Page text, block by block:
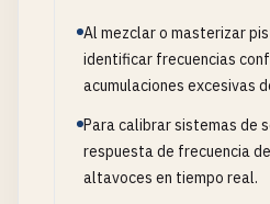
Al mezclar o masterizar
identificar frecuencias
acumulaciones excesivas
Para calibrar sistemas de
respuesta de frecuencia
altavoces en tiempo real.